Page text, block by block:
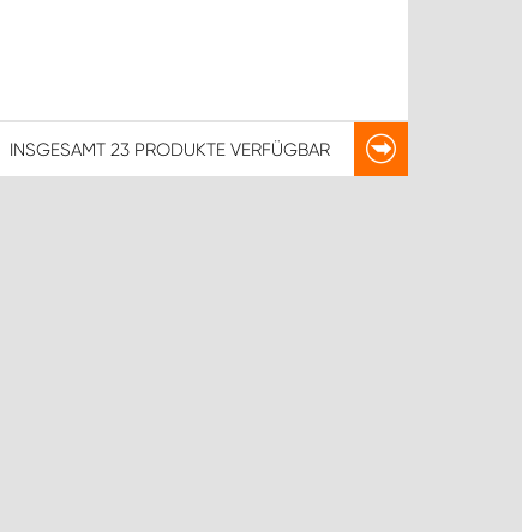
INSGESAMT 23 PRODUKTEVERFÜGBAR